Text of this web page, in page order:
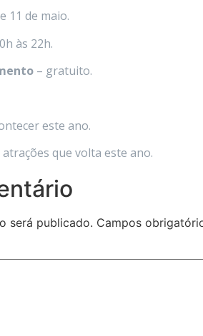
11 de maio.
às 22h.
– gratuito.
este ano.
que volta este ano.
será publicado. Campos